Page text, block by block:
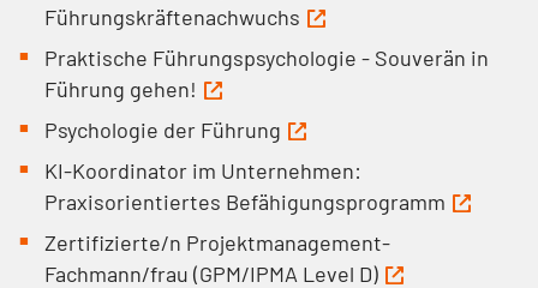
Führungskräftenachwuchs
Praktische Führungspsychologie - Souverän in
Führung gehen!
Psychologie der Führung
KI-Koordinator im Unternehmen:
Praxisorientiertes Befähigungsprogramm
Zertifizierte/n Projektmanagement-
Fachmann/frau (GPM/IPMA Level D)